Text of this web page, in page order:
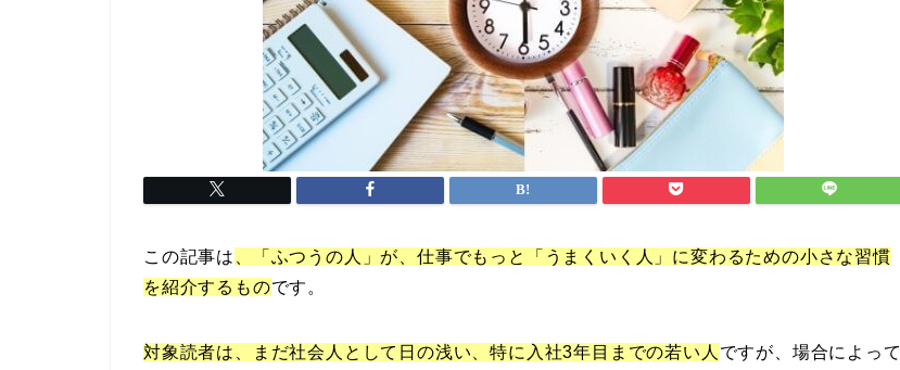
この記事は
、「ふつうの人」が、仕事でもっと「うまくいく人」に変わるための小さな習慣
を紹介するものです。
対象読者は、まだ社会人として日の浅い、特に入社3年目までの若い人 ですが、場合によって